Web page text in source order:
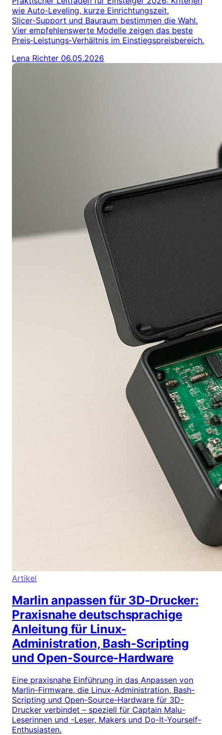
wie Auto‑Leveling, kurze Einrichtungszeit,
Slicer‑Support und Bauraum bestimmen die Wahl.
Vier empfehlenswerte Modelle zeigen das beste
Preis‑Leistungs‑Verhältnis im Einstiegspreisbereich.
Lena Richter 06.05.2026
Artikel
Marlin anpassen für 3D-Drucker:
Praxisnahe deutschsprachige
Anleitung für Linux-
Administration, Bash-Scripting
und Open-Source-Hardware
Eine praxisnahe Einführung in das Anpassen von
Marlin-Firmware, die Linux-Administration, Bash-
Scripting und Open-Source-Hardware für 3D-
Drucker verbindet – speziell für Captain Malu-
Leserinnen und -Leser, Makers und Do-It-Yourself-
Enthusiasten.